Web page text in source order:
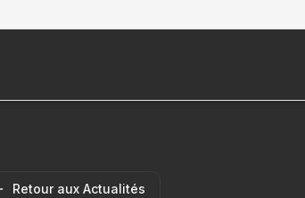
Retour aux Actualités